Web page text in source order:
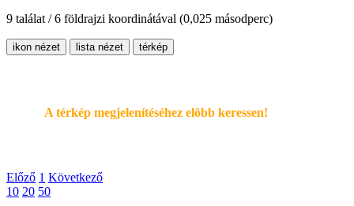
9 találat / 6 földrajzi koordinátával (0,025 másodperc)
ikon nézet lista nézet térkép
A térkép megjelenítéséhez elöbb keressen!
Előző 1 Következő
10 20 50